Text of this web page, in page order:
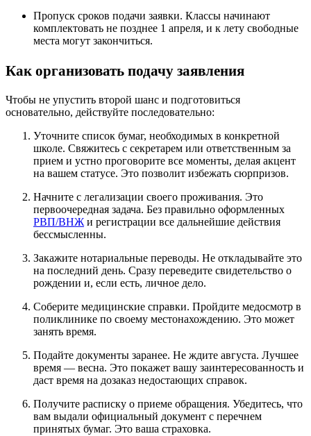
Пропуск сроков подачи заявки. Классы начинают
комплектовать не позднее 1 апреля, и к лету свободные
места могут закончиться.
Как организовать подачу заявления
Чтобы не упустить второй шанс и подготовиться
основательно, действуйте последовательно:
Уточните список бумаг, необходимых в конкретной
школе. Свяжитесь с секретарем или ответственным за
прием и устно проговорите все моменты, делая акцент
на вашем статусе. Это позволит избежать сюрпризов.
Начните с легализации своего проживания. Это
первоочередная задача. Без правильно оформленных
РВП/ВНЖ и регистрации все дальнейшие действия
бессмысленны.
Закажите нотариальные переводы. Не откладывайте это
на последний день. Сразу переведите свидетельство о
рождении и, если есть, личное дело.
Соберите медицинские справки. Пройдите медосмотр в
поликлинике по своему местонахождению. Это может
занять время.
Подайте документы заранее. Не ждите августа. Лучшее
время — весна. Это покажет вашу заинтересованность и
даст время на дозаказ недостающих справок.
Получите расписку о приеме обращения. Убедитесь, что
вам выдали официальный документ с перечнем
принятых бумаг. Это ваша страховка.